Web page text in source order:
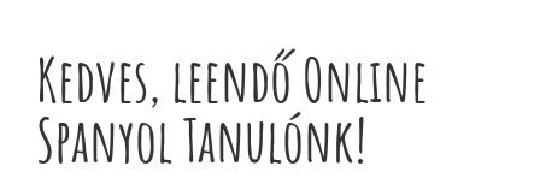
Kedves, leendő Online
Spanyol Tanulónk!